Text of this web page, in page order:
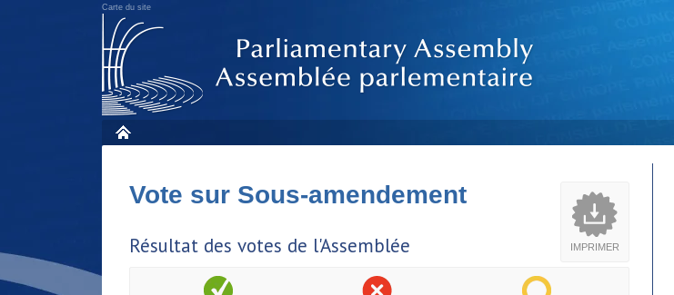
Carte du site
IMPRIMER
Vote sur Sous-amendement
Résultat des votes de l'Assemblée